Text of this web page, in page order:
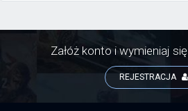
Załóż konto i wymieniaj
REJESTRACJA